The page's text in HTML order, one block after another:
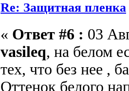
Re: Защитная пленка
« Ответ #6 : 03
vasileq, на белом
тех, что без нее ,
Оттенок белого